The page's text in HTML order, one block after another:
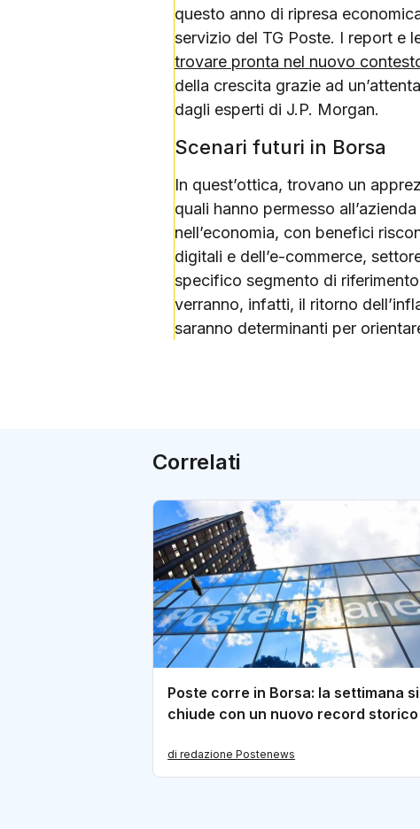
questo anno di ripresa
servizio del TG Poste. I report e
trovare pronta nel nuovo
della crescita grazie ad
dagli esperti di J.P. Morgan.
Scenari futuri in Borsa
In quest’ottica, trovano un
quali hanno permesso
nell’economia, con benefici
digitali e dell’e-commerce,
specifico segmento di
verranno, infatti, il ritorno
saranno determinanti per
Correlati
Poste corre in Borsa: la settimana si
chiude con un nuovo record storico
di redazione Postenews